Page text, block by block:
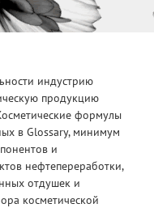
индустрию
продукцию
формулы
в Glossary, минимум
и
нефтепереработки,
отдушек и
косметической